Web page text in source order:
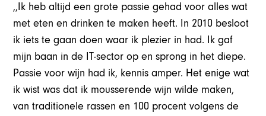
,,Ik heb altijd een grote passie gehad voor alles wat
met eten en drinken te maken heeft. In 2010 besloot
ik iets te gaan doen waar ik plezier in had. Ik gaf
mijn baan in de IT-sector op en sprong in het diepe.
Passie voor wijn had ik, kennis amper. Het enige wat
ik wist was dat ik mousserende wijn wilde maken,
van traditionele rassen en 100 procent volgens de